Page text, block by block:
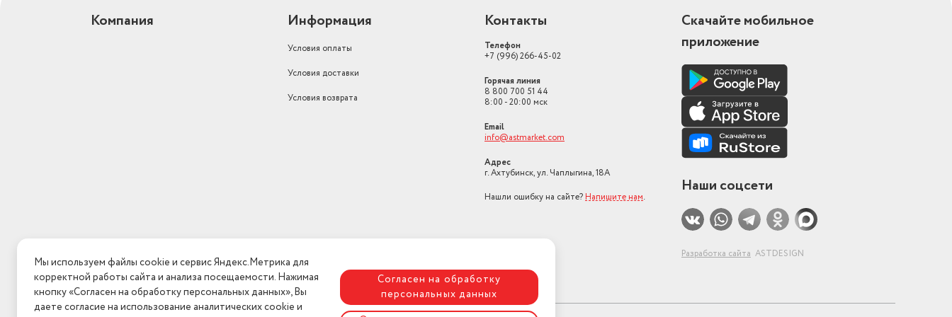
Для индукционных плит
1400
антипригарное
Для стеклокерамических плит
Компания Информация
Условия оплаты
Условия доставки
Условия возврата
Контакты
Телефон
+7 (996) 266-45-02
Горячая линия
8 800 700 51 44
8:00 - 20:00 мск
Email
info@astmarket.com
Адрес
г. Ахтубинск, ул. Чаплыгина, 18А
Нашли ошибку на сайте? Напишите нам.
Скачайте мобильное
приложение
Наши соцсети
Разработка сайта ASTDESIGN
Мы используем файлы cookie и сервис Яндекс.Метрика для
корректной работы сайта и анализа посещаемости. Нажимая
кнопку «Согласен на обработку персональных данных», Вы
даете согласие на использование аналитических cookie и
Согласен на обработку
персональных данных